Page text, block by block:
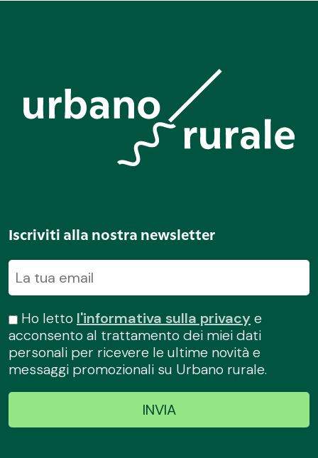
Iscriviti alla nostra newsletter
Ho letto l'informativa sulla privacye
acconsento al trattamento dei miei dati
personali per ricevere le ultime novità e
messaggi promozionali su Urbano rurale.